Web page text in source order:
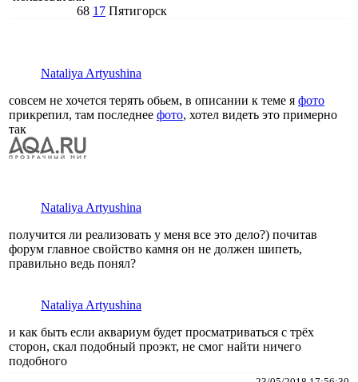
68 17 Пятигорск
Nataliya Artyushina
совсем не хочется терять обьем, в описании к теме я фото
прикрепил, там последнее фото, хотел видеть это примерно
так
Nataliya Artyushina
получится ли реализовать у меня все это дело?) почитав
форум главное свойство камня он не должен шипеть,
правильно ведь понял?
Nataliya Artyushina
и как быть если аквариум будет просматриваться с трёх
сторон, скал подобный проэкт, не смог найти ничего
подобного